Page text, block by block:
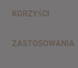
KORZYŚCI
ZASTOSOWANIA